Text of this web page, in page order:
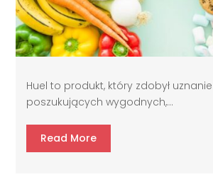
Huel to produkt, który zdobył
poszukujących wygodnych,...
Read More